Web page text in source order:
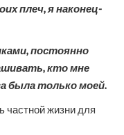
плеч, я наконец-
постоянно
кто мне
была только моей.
частной жизни для